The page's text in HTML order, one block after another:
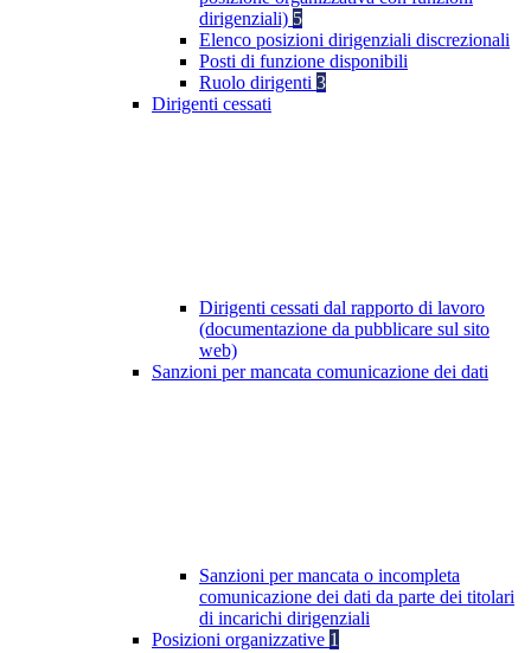
dirigenziali) 5
Elenco posizioni dirigenziali discrezionali
Posti di funzione disponibili
Ruolo dirigenti 3
Dirigenti cessati
Dirigenti cessati dal rapporto di lavoro
(documentazione da pubblicare sul sito
web)
Sanzioni per mancata comunicazione dei dati
Sanzioni per mancata o incompleta
comunicazione dei dati da parte dei titolari
di incarichi dirigenziali
Posizioni organizzative 1